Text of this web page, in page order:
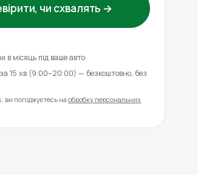
чи схвалять →
в місяць під ваше авто
15 хв (9:00–20:00) — безкоштовно, без
ви погоджуєтесь наобробку персональних